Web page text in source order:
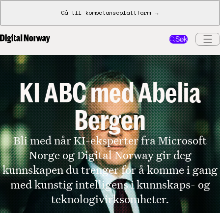
Gå til kompetanseplattform →
Søk
KI ABC med Abelia
Bergen
Bli med når KI-eksperter fra Microsoft
Norge og Digital Norway gir deg
kunnskapen du trenger for å komme i gang
med kunstig intelligens i kunnskaps- og
teknologivirksomheter.